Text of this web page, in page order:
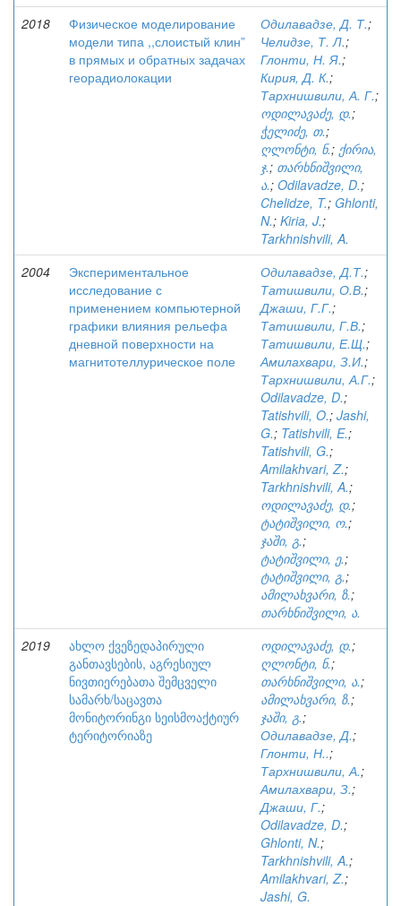
2018
Физическое моделирование
модели типа ,,слоистый клин”
в прямых и обратных задачах
георадиолокации
Одилавадзе, Д. Т.;
Челидзе, Т. Л.;
Глонти, Н. Я.;
Кирия, Д. К.;
Тархнишвили, А. Г.;
ოდილავაძე, დ.;
ჭელიძე, თ.;
ღლონტი, ნ.; ქირია,
ჯ.; თარხნიშვილი,
ა.; Odilavadze, D.;
Chelidze, T.; Ghlonti,
N.; Kiria, J.;
Tarkhnishvili, A.
2004
Экспериментальное
исследование с
применением компьютерной
графики влияния рельефа
дневной поверхности на
магнитотеллурическое поле
Одилавадзе, Д.Т.;
Татишвили, О.В.;
Джаши, Г.Г.;
Татишвили, Г.В.;
Татишвили, Е.Щ.;
Амилахвари, З.И.;
Тархнишвили, А.Г.;
Odilavadze, D.;
Tatishvili, O.; Jashi,
G.; Tatishvili, E.;
Tatishvili, G.;
Amilakhvari, Z.;
Tarkhnishvili, A.;
ოდილავაძე, დ.;
ტატიშვილი, ო.;
ჯაში, გ.;
ტატიშვილი, ე.;
ტატიშვილი, გ.;
ამილახვარი, ზ.;
თარხნიშვილი, ა.
2019
ახლო ქვეზედაპირული
განთავსების, აგრესიულ
ნივთიერებათა შემცველი
სამარხ/საცავთა
მონიტორინგი სეისმოაქტიურ
ტერიტორიაზე
ოდილავაძე, დ.;
ღლონტი, ნ.;
თარხნიშვილი, ა.;
ამილახვარი, ზ.;
ჯაში, გ.;
Одилавадзе, Д.;
Глонти, Н..;
Тархнишвили, А.;
Амилахвари, З.;
Джаши, Г.;
Odilavadze, D.;
Ghlonti, N.;
Tarkhnishvili, A.;
Amilakhvari, Z.;
Jashi, G.